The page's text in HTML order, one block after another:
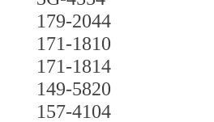
179-2044
171-1810
171-1814
149-5820
157-4104